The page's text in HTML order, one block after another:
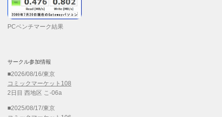
PCベンチマーク結果
サークル参加情報
■2026/08/16/東京
コミックマーケット108
2日目 西地区 こ-06a
■2025/08/17/東京